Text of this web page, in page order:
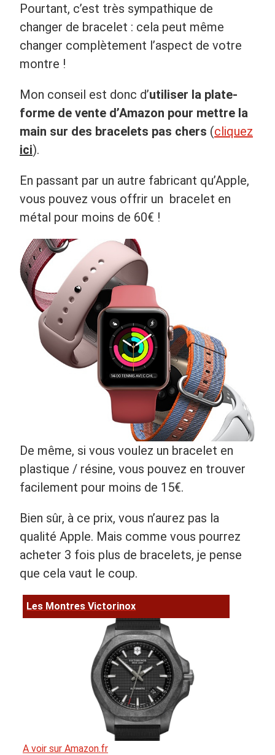
Pourtant, c’est très sympathique de
changer de bracelet : cela peut même
changer complètement l’aspect de votre
montre !
Mon conseil est donc d’utiliser la plate-
forme de vente d’Amazon pour mettre la
main sur des bracelets pas chers (cliquez
ici).
En passant par un autre fabricant qu’Apple,
vous pouvez vous offrir un bracelet en
métal pour moins de 60€ !
De même, si vous voulez un bracelet en
plastique / résine, vous pouvez en trouver
facilement pour moins de 15€.
Bien sûr, à ce prix, vous n’aurez pas la
qualité Apple. Mais comme vous pourrez
acheter 3 fois plus de bracelets, je pense
que cela vaut le coup.
Les Montres Victorinox
A voir sur Amazon.fr